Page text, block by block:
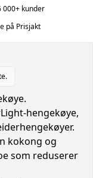
000+ kunder
på Prisjakt
hengekøye,
kokong og
som reduserer